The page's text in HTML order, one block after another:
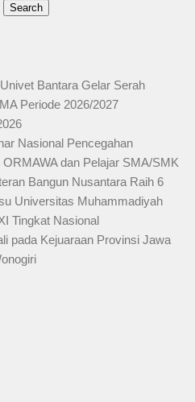
Search
Bantara Gelar Serah
Periode 2026/2027
Nasional Pencegahan
dan Pelajar SMA/SMK
Bangun Nusantara Raih 6
Universitas Muhammadiyah
Tingkat Nasional
pada Kejuaraan Provinsi Jawa